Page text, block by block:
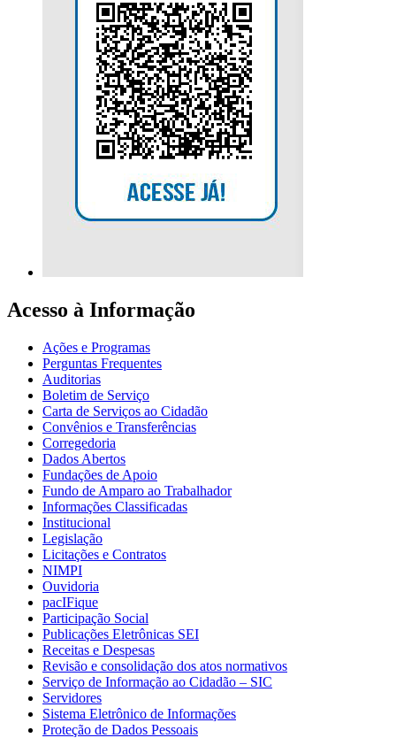
Acesso à Informação
Ações e Programas
Perguntas Frequentes
Auditorias
Boletim de Serviço
Carta de Serviços ao Cidadão
Convênios e Transferências
Corregedoria
Dados Abertos
Fundações de Apoio
Fundo de Amparo ao Trabalhador
Informações Classificadas
Institucional
Legislação
Licitações e Contratos
NIMPI
Ouvidoria
pacIFique
Participação Social
Publicações Eletrônicas SEI
Receitas e Despesas
Revisão e consolidação dos atos normativos
Serviço de Informação ao Cidadão – SIC
Servidores
Sistema Eletrônico de Informações
Proteção de Dados Pessoais